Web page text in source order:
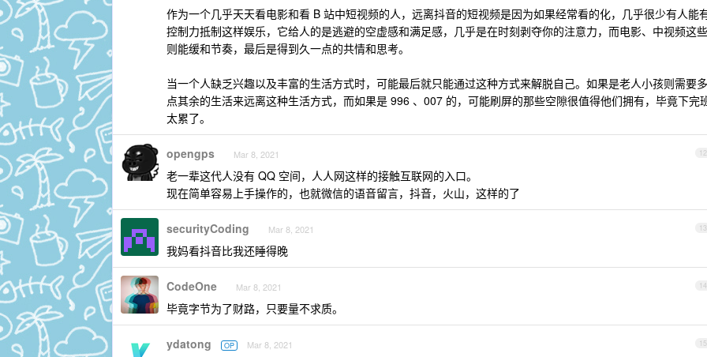
作为一个几乎天天看电影和看 B 站中短视频的人，远离抖音的短视频是因为如果经常看的化，几乎很少有人能
控制力抵制这样娱乐，它给人的是逃避的空虚感和满足感，几乎是在时刻剥夺你的注意力，而电影、中视频这些
则能缓和节奏，最后是得到久一点的共情和思考。
当一个人缺乏兴趣以及丰富的生活方式时，可能最后就只能通过这种方式来解脱自己。如果是老人小孩则需要多
点其余的生活来远离这种生活方式，而如果是 996 、007 的，可能刷屏的那些空隙很值得他们拥有，毕竟下完
太累了。
12
opengps Mar 8, 2021
老一辈这代人没有 QQ 空间，人人网这样的接触互联网的入口。
现在简单容易上手操作的，也就微信的语音留言，抖音，火山，这样的了
13
securityCoding Mar 8, 2021
我妈看抖音比我还睡得晚
14
CodeOne Mar 8, 2021
毕竟字节为了财路，只要量不求质。
15
ydatong OP Mar 8, 2021